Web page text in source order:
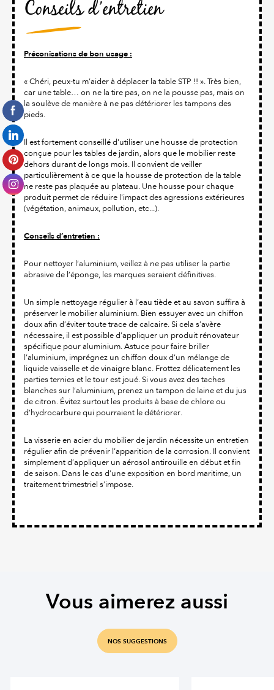
Conseils d’entretien
Préconisations de bon usage :
« Chéri, peux-tu m’aider à déplacer la table STP !! ». Très bien,
car une table… on ne la tire pas, on ne la pousse pas, mais on
la soulève de manière à ne pas détériorer les tampons des
pieds.
Il est fortement conseillé d'utiliser une housse de protection
conçue pour les tables de jardin, alors que le mobilier reste
dehors durant de longs mois. Il convient de veiller
particulièrement à ce que la housse de protection de la table
ne reste pas plaquée au plateau. Une housse pour chaque
produit permet de réduire l'impact des agressions extérieures
(végétation, animaux, pollution, etc...).
Conseils d’entretien :
Pour nettoyer l’aluminium, veillez à ne pas utiliser la partie
abrasive de l’éponge, les marques seraient définitives.
Un simple nettoyage régulier à l’eau tiède et au savon suffira à
préserver le mobilier aluminium. Bien essuyer avec un chiffon
doux afin d’éviter toute trace de calcaire. Si cela s’avère
nécessaire, il est possible d’appliquer un produit rénovateur
spécifique pour aluminium. Astuce pour faire briller
l’aluminium, imprégnez un chiffon doux d’un mélange de
liquide vaisselle et de vinaigre blanc. Frottez délicatement les
parties ternies et le tour est joué. Si vous avez des taches
blanches sur l’aluminium, prenez un tampon de laine et du jus
de citron. Évitez surtout les produits à base de chlore ou
d’hydrocarbure qui pourraient le détériorer.
La visserie en acier du mobilier de jardin nécessite un entretien
régulier afin de prévenir l’apparition de la corrosion. Il convient
simplement d’appliquer un aérosol antirouille en début et fin
de saison. Dans le cas d’une exposition en bord maritime, un
traitement trimestriel s’impose.
Vous aimerez aussi
NOS SUGGESTIONS